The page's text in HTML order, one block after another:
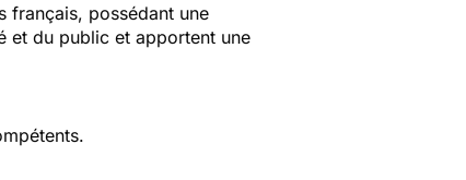
français, possédant une
et du public et apportent une